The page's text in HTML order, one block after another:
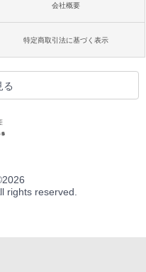
会社概要
特定商取引法に基づく表示
る
2026
rights reserved.